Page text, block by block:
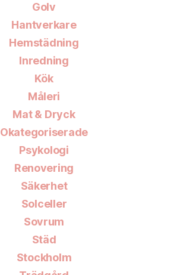
Golv
Hantverkare
Hemstädning
Inredning
Kök
Måleri
Mat & Dryck
Okategoriserade
Psykologi
Renovering
Säkerhet
Solceller
Sovrum
Städ
Stockholm